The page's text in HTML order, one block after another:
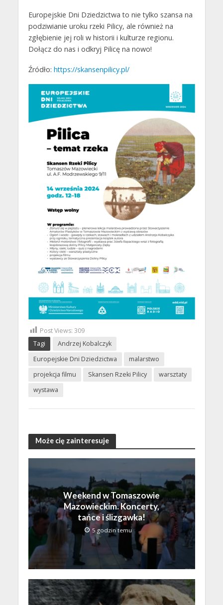
Europejskie Dni Dziedzictwa to nie tylko szansa na
podziwianie uroku rzeki Pilicy, ale również na
zgłębienie jej roli w historii i kulturze regionu.
Dołącz do nas i odkryj Pilicę na nowo!
Źródło: https://skansenpilicy.pl/
Post Views: 309
Tagi
Andrzej Kobalczyk
Europejskie Dni Dziedzictwa
malarstwo
projekcja filmu
Skansen Rzeki Pilicy
warsztaty
wystawa
Może cię zainteresuje
Weekend w Tomaszowie
Mazowieckim. Koncerty,
tańce i ślizgawka!
5 godzin temu